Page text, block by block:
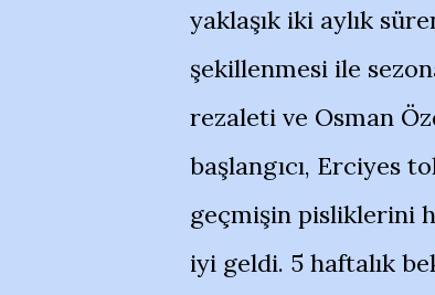
yaklaşık iki aylık
şekillenmesi ile
rezaleti ve Osman
başlangıcı, Erciyes
geçmişin pisliklerini
iyi geldi. 5 haftalık